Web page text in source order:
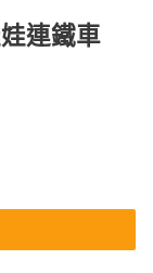
連鐵車